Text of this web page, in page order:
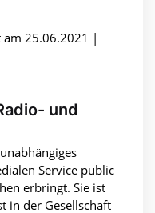
am 25.06.2021 |
und
Service public
erbringt. Sie ist
in der Gesellschaft